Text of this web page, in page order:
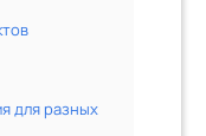
для разных